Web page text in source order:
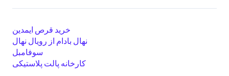
خرید قرص ایمدین
نهال بادام از رویال نهال
سوفامبل
کارخانه پالت پلاستیکی